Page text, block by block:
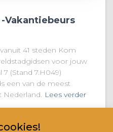
Vakantiebeurs
41 steden Kom
voor jouw
(Stand 7.H049)
een van de meest
Nederland. Lees verder